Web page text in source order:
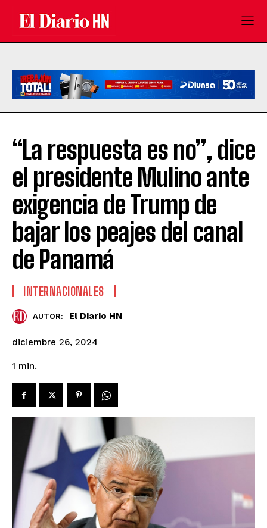
“La respuesta es no”, dice
el presidente Mulino ante
exigencia de Trump de
bajar los peajes del canal
de Panamá
INTERNACIONALES
AUTOR: El Diario HN
diciembre 26, 2024
1 min.